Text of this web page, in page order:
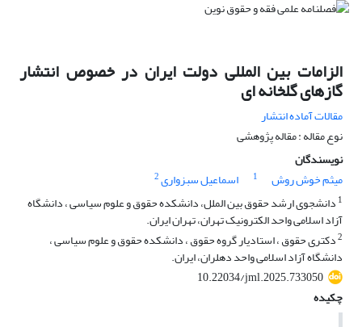
الزامات بین المللی دولت ایران در خصوص انتشار
گازهای گلخانه ای
مقالات آماده انتشار
نوع مقاله : مقاله پژوهشی
نویسندگان
میثم خوش روش
1 اسماعیل سبزواری2
1 دانشجوی ارشد حقوق بین الملل، دانشکده حقوق و علوم سیاسی ، دانشگاه
آزاد اسلامی واحد الکترونیک تهران، تهران ایران.
2دکتری حقوق ، استادیار گروه حقوق ، دانشکده حقوق و علوم سیاسی ،
دانشگاه آزاد اسلامی واحد دهلران، ایران.
10.22034/jml.2025.733050
چکیده